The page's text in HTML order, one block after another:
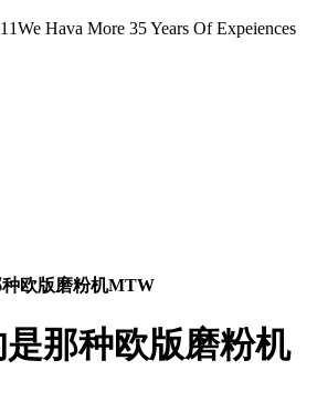
We Hava More 35 Years Of Expeiences
欧版磨粉机MTW
那种欧版磨粉机